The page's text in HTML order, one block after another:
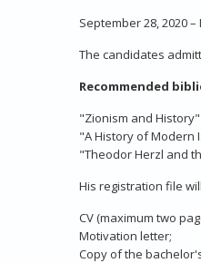
September 28, 2020
The candidates
Recommended
"Zionism and
"A History of Modern
"Theodor Herzl and
His registration file
CV (maximum two
Motivation letter;
Copy of the